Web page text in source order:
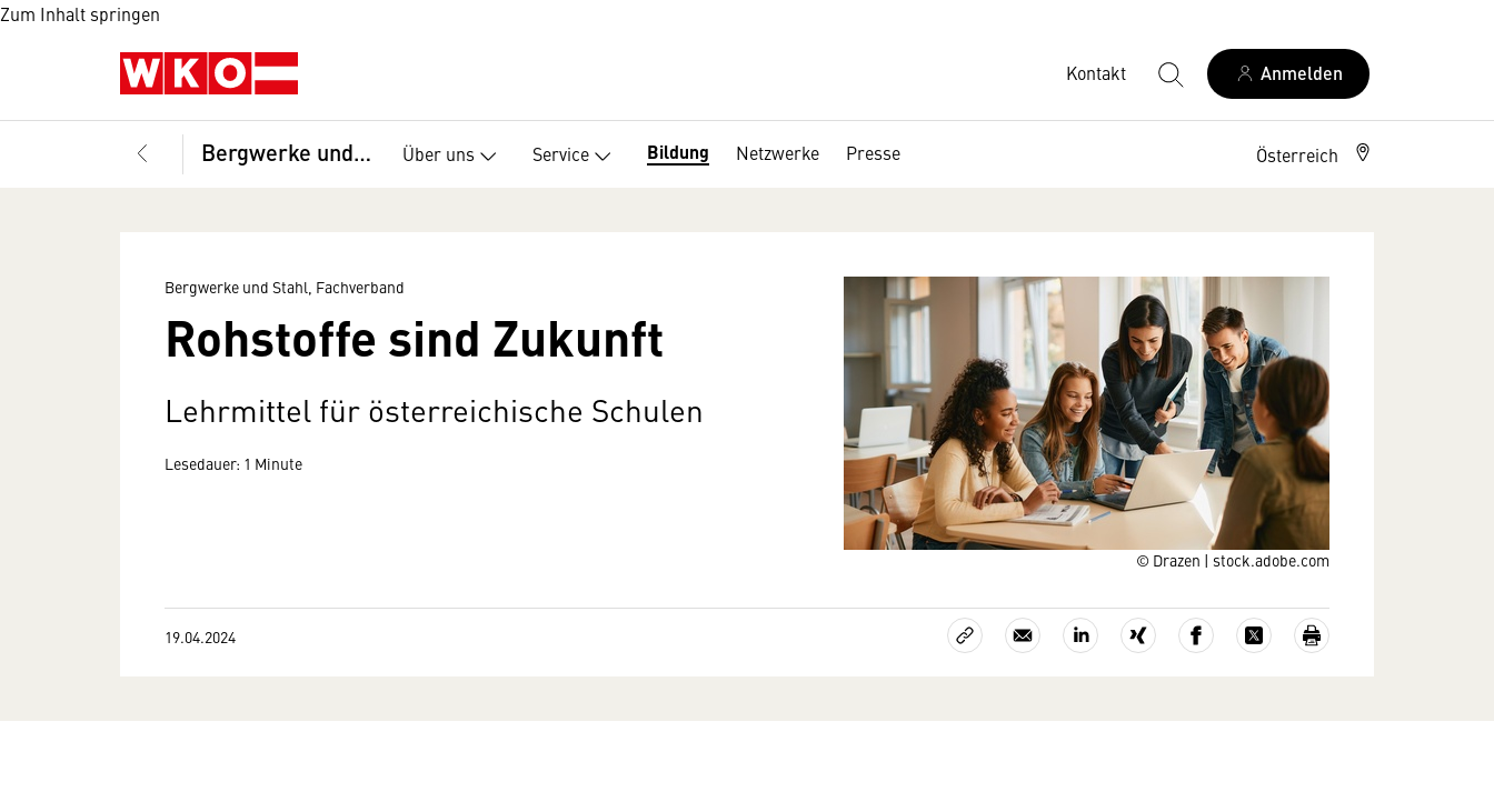
Zum Inhalt springen
Kontakt Anmelden
Bergwerke und Stahl, Fachverband Über uns Service Bildung Netzwerke Presse Österreich
© Drazen | stock.adobe.com
Bergwerke und Stahl, Fachverband
Rohstoffe sind Zukunft
Lehrmittel für österreichische Schulen
Lesedauer: 1 Minute
19.04.2024